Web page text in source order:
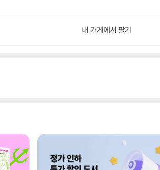
내 가게에서 팔기